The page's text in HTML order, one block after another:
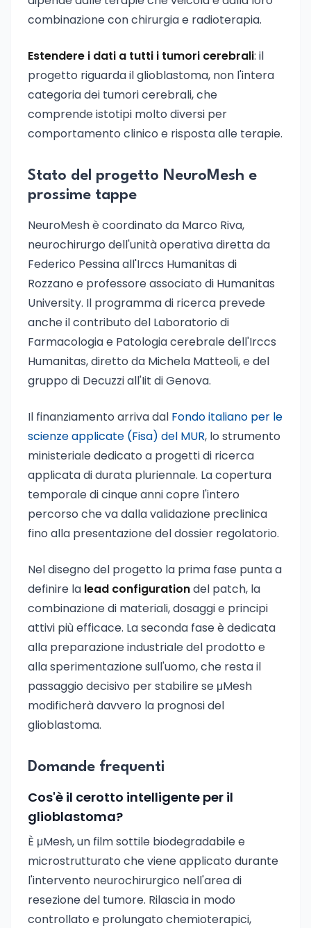
combinazione con chirurgia e radioterapia.
Estendere i dati a tutti i tumori cerebrali: il
progetto riguarda il glioblastoma, non l'intera
categoria dei tumori cerebrali, che
comprende istotipi molto diversi per
comportamento clinico e risposta alle terapie.
Stato del progetto NeuroMesh e
prossime tappe
NeuroMesh è coordinato da Marco Riva,
neurochirurgo dell'unità operativa diretta da
Federico Pessina all'Irccs Humanitas di
Rozzano e professore associato di Humanitas
University. Il programma di ricerca prevede
anche il contributo del Laboratorio di
Farmacologia e Patologia cerebrale dell'Irccs
Humanitas, diretto da Michela Matteoli, e del
gruppo di Decuzzi all'Iit di Genova.
Il finanziamento arriva dal Fondo italiano per le
scienze applicate (Fisa) del MUR, lo strumento
ministeriale dedicato a progetti di ricerca
applicata di durata pluriennale. La copertura
temporale di cinque anni copre l'intero
percorso che va dalla validazione preclinica
fino alla presentazione del dossier regolatorio.
Nel disegno del progetto la prima fase punta a
definire la lead configurationdel patch, la
combinazione di materiali, dosaggi e principi
attivi più efficace. La seconda fase è dedicata
alla preparazione industriale del prodotto e
alla sperimentazione sull'uomo, che resta il
passaggio decisivo per stabilire se μMesh
modificherà davvero la prognosi del
glioblastoma.
Domande frequenti
Cos'è il cerotto intelligente per il
glioblastoma?
È μMesh, un film sottile biodegradabile e
microstrutturato che viene applicato durante
l'intervento neurochirurgico nell'area di
resezione del tumore. Rilascia in modo
controllato e prolungato chemioterapici,